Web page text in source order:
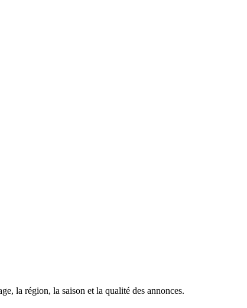
la région, la saison et la qualité des annonces.